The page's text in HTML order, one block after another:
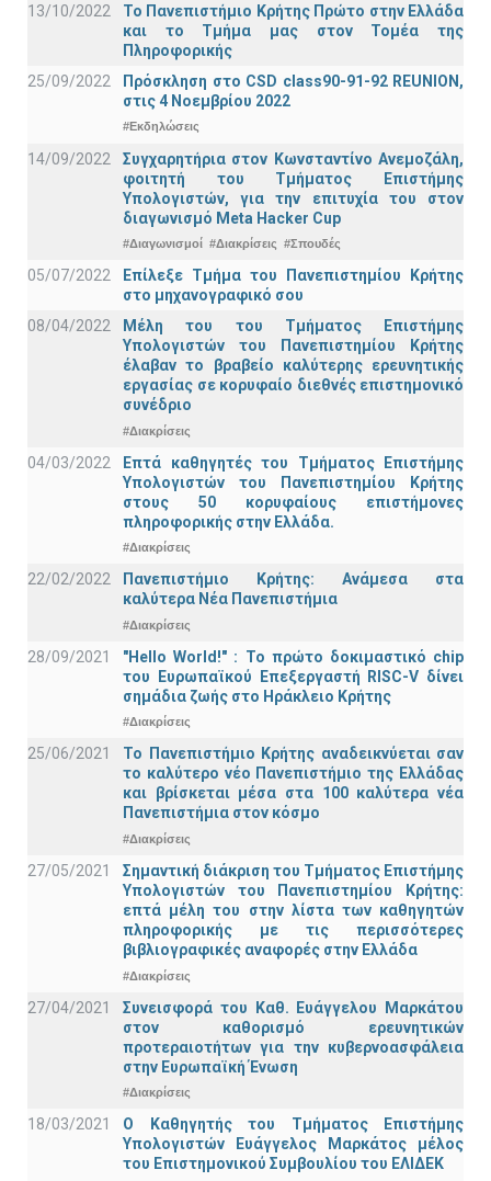
13/10/2022
Το Πανεπιστήμιο Κρήτης Πρώτο στην Ελλάδα
και το Τμήμα μας στον Τομέα της
Πληροφορικής
25/09/2022
Πρόσκληση στο CSD class90-91-92 REUNION,
στις 4 Νοεμβρίου 2022
#Εκδηλώσεις
14/09/2022
Συγχαρητήρια στον Κωνσταντίνο Ανεμοζάλη,
φοιτητή του Τμήματος Επιστήμης
Υπολογιστών, για την επιτυχία του στον
διαγωνισμό Meta Hacker Cup
#Διαγωνισμοί #Διακρίσεις #Σπουδές
05/07/2022
Επίλεξε Τμήμα του Πανεπιστημίου Κρήτης
στο μηχανογραφικό σου
08/04/2022
Μέλη του του Τμήματος Επιστήμης
Υπολογιστών του Πανεπιστημίου Κρήτης
έλαβαν το βραβείο καλύτερης ερευνητικής
εργασίας σε κορυφαίο διεθνές επιστημονικό
συνέδριο
#Διακρίσεις
04/03/2022
Επτά καθηγητές του Τμήματος Επιστήμης
Υπολογιστών του Πανεπιστημίου Κρήτης
στους 50 κορυφαίους επιστήμονες
πληροφορικής στην Ελλάδα.
#Διακρίσεις
22/02/2022
Πανεπιστήμιο Κρήτης: Ανάμεσα στα
καλύτερα Νέα Πανεπιστήμια
#Διακρίσεις
28/09/2021
"Hello World!" : Το πρώτο δοκιμαστικό chip
του Ευρωπαϊκού Επεξεργαστή RISC-V δίνει
σημάδια ζωής στο Ηράκλειο Κρήτης
#Διακρίσεις
25/06/2021
Το Πανεπιστήμιο Κρήτης αναδεικνύεται σαν
το καλύτερο νέο Πανεπιστήμιο της Ελλάδας
και βρίσκεται μέσα στα 100 καλύτερα νέα
Πανεπιστήμια στον κόσμο
#Διακρίσεις
27/05/2021
Σημαντική διάκριση του Τμήματος Επιστήμης
Υπολογιστών του Πανεπιστημίου Κρήτης:
επτά μέλη του στην λίστα των καθηγητών
πληροφορικής με τις περισσότερες
βιβλιογραφικές αναφορές στην Ελλάδα
#Διακρίσεις
27/04/2021
Συνεισφορά του Καθ. Ευάγγελου Μαρκάτου
στον καθορισμό ερευνητικών
προτεραιοτήτων για την κυβερνοασφάλεια
στην Ευρωπαϊκή Ένωση
#Διακρίσεις
18/03/2021
Ο Καθηγητής του Τμήματος Επιστήμης
Υπολογιστών Ευάγγελος Μαρκάτος μέλος
του Επιστημονικού Συμβουλίου του ΕΛΙΔΕΚ